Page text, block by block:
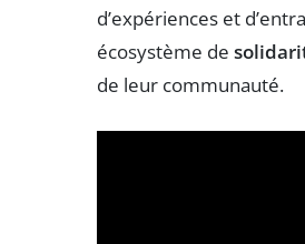
d’expériences et
écosystème de
de leur communauté.